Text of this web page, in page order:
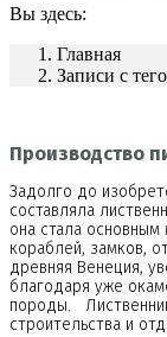
Вы здесь:
Главная
Записи с
Производство
Задолго до
составляла
она стала
кораблей, замков,
древняя Венеция,
благодаря уже
породы.
строительства и